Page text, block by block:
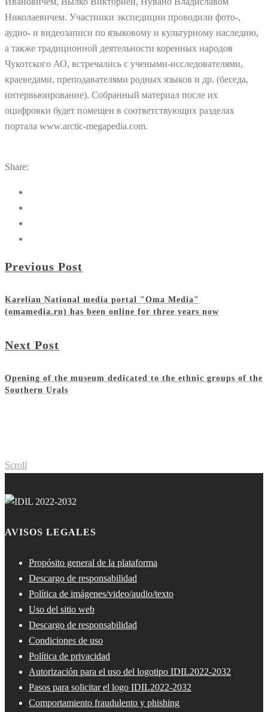
Николаевичем. Участники экспедиции проводили фото-,
аудио- и видеозаписи по языковому и культурному наследию,
а также традиционной деятельности коренных народов
Чукотского АО, встречались с учеными-исследователями,
краеведами, преподавателями родных языков и др. (беседа,
интервьюирование). Собранный материал после их
оцифровки будет помещен в соответствующих разделах
портала www.arctic-megapedia.com.
Share:
Previous Post
Karelian National media portal "Oma Media"
(omamedia.ru) has been online for three years now
Next Post
Opening of the museum dedicated to the ethnic groups of the
Southern Urals
Scroll
AVISOS LEGALES
Propósito general de la plataforma
Descargo de responsabilidad
Política de imágenes/video/audio/texto
Uso del sitio web
Descargo de responsabilidad
Condiciones de uso
Política de privacidad
Autorización para el uso del logotipo IDIL2022-2032
Pasos para solicitar el logo IDIL2022-2032
Comportamiento fraudulento y phishing